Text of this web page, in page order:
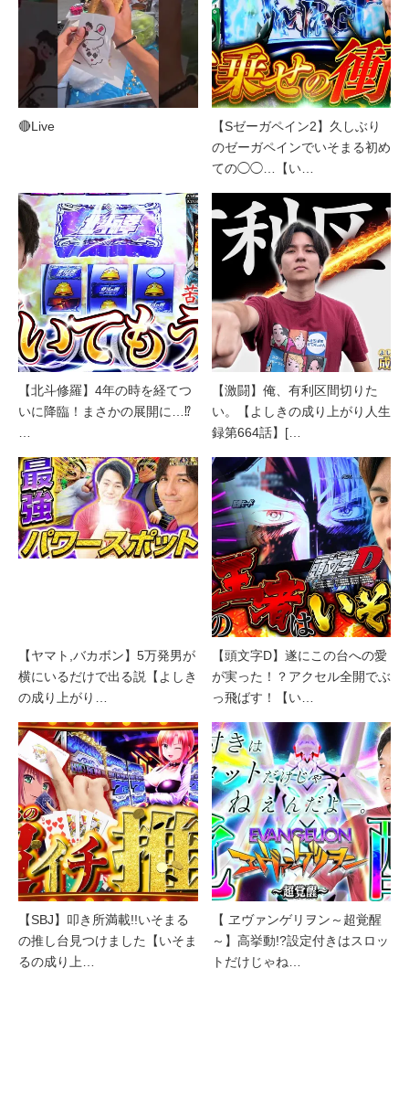
🔴Live
【Sゼーガペイン2】久しぶり
のゼーガペインでいそまる初め
ての◯◯…【い…
【北斗修羅】4年の時を経てつ
いに降臨！まさかの展開に…⁉
【激闘】俺、有利区間切りた
い。【よしきの成り上がり人生
録第664話】[…
【ヤマト,バカボン】5万発男が
横にいるだけで出る説【よしき
の成り上がり…
【頭文字D】遂にこの台への愛
が実った！？アクセル全開でぶ
っ飛ばす！【い…
【SBJ】叩き所満載!!いそまる
の推し台見つけました【いそま
るの成り上…
【 ヱヴァンゲリヲン～超覚醒
～】高挙動!?設定付きはスロッ
トだけじゃね…